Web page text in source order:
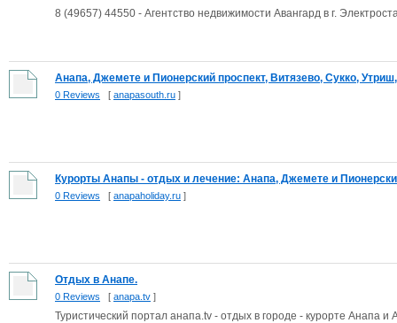
8 (49657) 44550 - Агентство недвижимости Авангард в г.
Анапа, Джемете и Пионерский проспект, Витязево, Сукко,
0 Reviews [ anapasouth.ru ]
Курорты Анапы - отдых и лечение: Анапа, Джемете и
0 Reviews [ anapaholiday.ru ]
Отдых в Анапе.
0 Reviews [ anapa.tv ]
Туристический портал анапа.tv - отдых в городе - курорте Анапа